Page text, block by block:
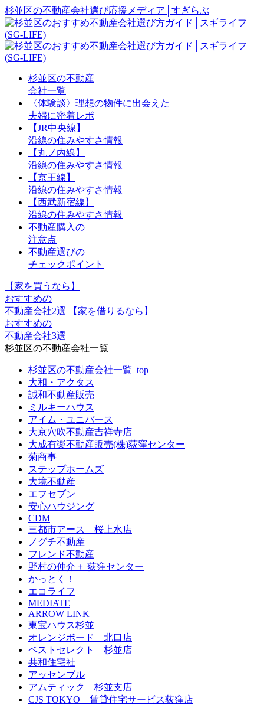
杉並区の不動産会社選び応援メディア│すぎらぶ
杉並区の不動産
会社一覧
〈体験談〉理想の物件に出会えた
夫婦に密着レポ
【JR中央線】
沿線の住みやすさ情報
【丸ノ内線】
沿線の住みやすさ情報
【京王線】
沿線の住みやすさ情報
【西武新宿線】
沿線の住みやすさ情報
不動産購入の
注意点
不動産選びの
チェックポイント
【家を買うなら】
おすすめの
不動産会社2選
【家を借りるなら】
おすすめの
不動産会社3選
杉並区の不動産会社一覧
杉並区の不動産会社一覧_top
大和・アクタス
誠和不動産販売
ミルキーハウス
アイム・ユニバース
大京穴吹不動産吉祥寺店
大成有楽不動産販売(株)荻窪センター
菊商事
ステップホームズ
大境不動産
エフセブン
安心ハウジング
CDM
三都市アース 桜上水店
ノグチ不動産
フレンド不動産
野村の仲介＋ 荻窪センター
かっとく！
エコライフ
MEDIATE
ARROW LINK
東宝ハウス杉並
オレンジボード 北口店
ベストセレクト 杉並店
共和住宅社
アッセンブル
アムティック 杉並支店
CJS TOKYO 賃貸住宅サービス荻窪店